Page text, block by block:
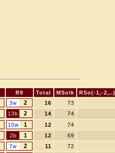
R9 Total MSolk
RSo(-1,-2,..)
3w 2 16
73
13b 2 14
74
10w 1 12
74
2b 1 12
69
7w 2 11
72